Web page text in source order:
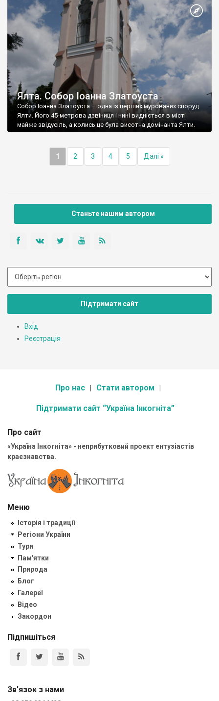
Ялта. Собор Іоанна Златоуста
Собор Іоанна Златоуста – одна із перших мурованих споруд
Ялти. Його 45-метрова дзвіниця і нині видніється в місті
майже звідусіль, а колись це була висотна домінанта Ялти.
1 2 3 4 5 Далі »
Станьте нашим автором
Підтримати сайт
Вхід
Реєстрація
Про нас Стати автором
Підтримати сайт “Україна Інкогніта”
Про сайт
«Україна Інкогніта» - неприбутковий проект ентузіастів
краєзнавства.
Меню
Історія і традиції
Регіони України
Тури
Пам'ятки
Природа
Блог
Галереї
Відео
Закордон
Підпишіться
Зв'язок з нами